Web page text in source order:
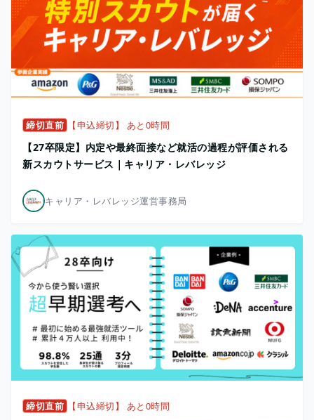
締切直前 【申込締切】 あと0時間
【27卒限定】内定や最終面接など就活の過程が評価される
新スカウトサービス｜キャリア・レバレッジ
キャリア・レバレッジ運営事務局
締切直前 【申込締切】 あと0時間